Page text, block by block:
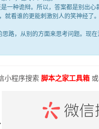
种诡辩。所以，答案都是别出心
就看谁的更能刺激别人的笑神经
，从别的方面来思考问题。现
小程序搜索 脚本之家工具箱或